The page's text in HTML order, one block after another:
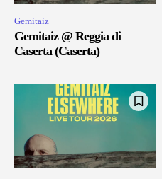
Gemitaiz
Gemitaiz @ Reggia di
Caserta (Caserta)